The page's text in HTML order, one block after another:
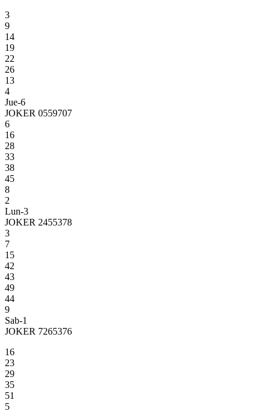
3
9
14
19
22
26
13
4
Jue-6
JOKER 0559707
6
16
28
33
38
45
8
2
Lun-3
JOKER 2455378
3
7
15
42
43
49
44
9
Sab-1
JOKER 7265376
16
23
29
35
51
5